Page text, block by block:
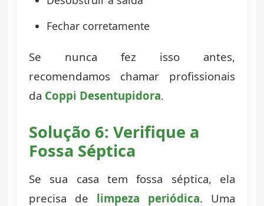
Fechar corretamente
Se nunca fez isso antes,
recomendamos chamar profissionais
da Coppi Desentupidora.
Solução 6: Verifique a
Fossa Séptica
Se sua casa tem fossa séptica, ela
precisa de limpeza periódica. Uma